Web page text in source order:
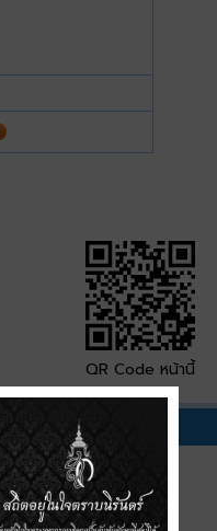
QR Code หน้านี้
"ศูนย์สร้างสุข" ครั้งที่ 1